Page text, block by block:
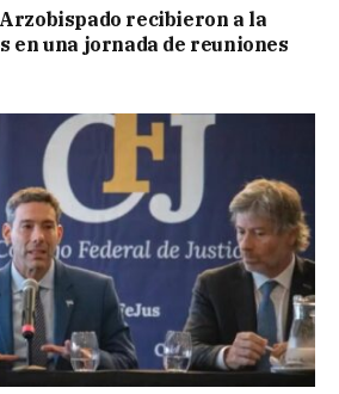
recibieron a la
en una jornada de reuniones